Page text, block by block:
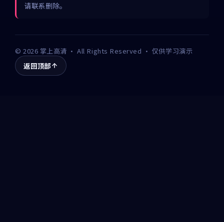
请联系删除。
©2026 掌上高清 · All Rights Reserved · 仅供学习演示
返回顶部